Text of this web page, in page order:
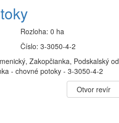
Rozloha:0 ha
Číslo:3-3050-4-2
Zakopčianka, Podskalský od
- chovné potoky - 3-3050-4-2
Otvor revír